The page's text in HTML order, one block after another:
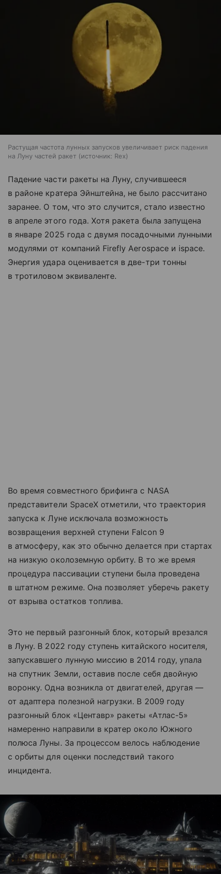
Растущая частота лунных запусков увеличивает риск падения
на Луну частей ракет
источник: Rex
Падение части ракеты на Луну, случившееся
в районе кратера Эйнштейна, не было рассчитано
заранее. О том, что это случится, стало известно
в апреле этого года. Хотя ракета была запущена
в январе 2025 года с двумя посадочными лунными
модулями от компаний Firefly Aerospace и ispace.
Энергия удара оценивается в две-три тонны
в тротиловом эквиваленте.
Во время совместного брифинга с NASA
представители SpaceX отметили, что траектория
запуска к Луне исключала возможность
возвращения верхней ступени Falcon 9
в атмосферу, как это обычно делается при стартах
на низкую околоземную орбиту. В то же время
процедура пассивации ступени была проведена
в штатном режиме. Она позволяет уберечь ракету
от взрыва остатков топлива.
Это не первый разгонный блок, который врезался
в Луну. В 2022 году ступень китайского носителя,
запускавшего лунную миссию в 2014 году, упала
на спутник Земли, оставив после себя двойную
воронку. Одна возникла от двигателей, другая —
от адаптера полезной нагрузки. В 2009 году
разгонный блок «Центавр» ракеты «Атлас-5»
намеренно направили в кратер около Южного
полюса Луны. За процессом велось наблюдение
с орбиты для оценки последствий такого
инцидента.